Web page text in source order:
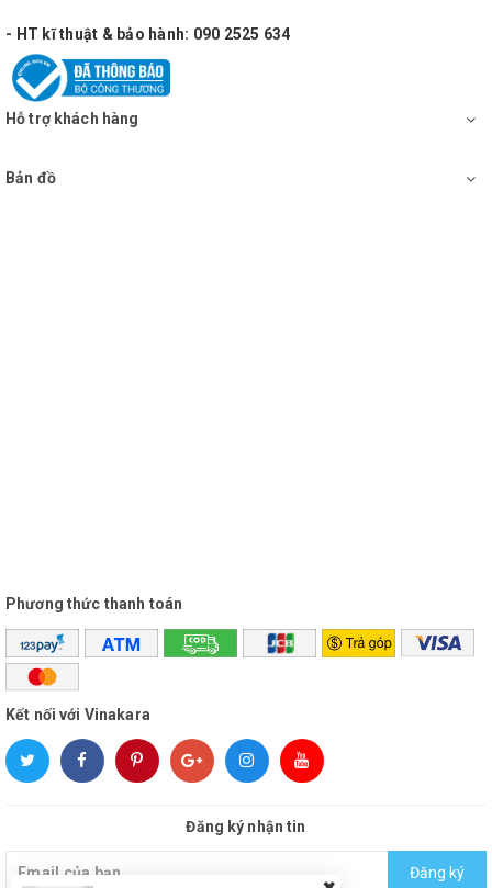
- HT kĩ thuật & bảo hành: 090 2525 634
Hỗ trợ khách hàng
Bản đồ
Phương thức thanh toán
Kết nối với Vinakara
Đăng ký nhận tin
Đăng ký